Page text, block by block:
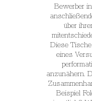
Bewerber
über
Diese
eines
anzunähern.
Beispiel